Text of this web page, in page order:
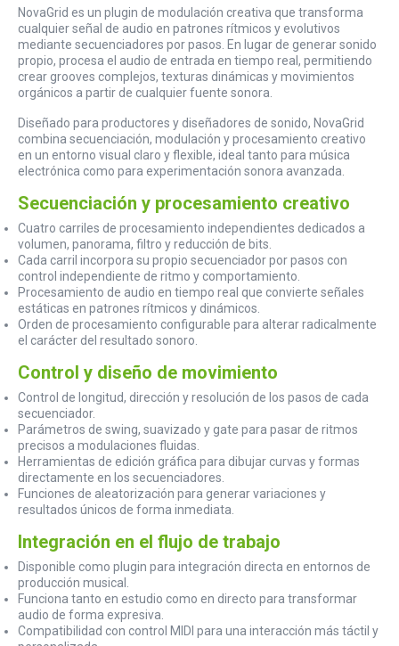
NovaGrid es un plugin de modulación creativa que transforma
cualquier señal de audio en patrones rítmicos y evolutivos
mediante secuenciadores por pasos. En lugar de generar sonido
propio, procesa el audio de entrada en tiempo real, permitiendo
crear grooves complejos, texturas dinámicas y movimientos
orgánicos a partir de cualquier fuente sonora.
Diseñado para productores y diseñadores de sonido, NovaGrid
combina secuenciación, modulación y procesamiento creativo
en un entorno visual claro y flexible, ideal tanto para música
electrónica como para experimentación sonora avanzada.
Secuenciación y procesamiento creativo
Cuatro carriles de procesamiento independientes dedicados a
volumen, panorama, filtro y reducción de bits.
Cada carril incorpora su propio secuenciador por pasos con
control independiente de ritmo y comportamiento.
Procesamiento de audio en tiempo real que convierte señales
estáticas en patrones rítmicos y dinámicos.
Orden de procesamiento configurable para alterar radicalmente
el carácter del resultado sonoro.
Control y diseño de movimiento
Control de longitud, dirección y resolución de los pasos de cada
secuenciador.
Parámetros de swing, suavizado y gate para pasar de ritmos
precisos a modulaciones fluidas.
Herramientas de edición gráfica para dibujar curvas y formas
directamente en los secuenciadores.
Funciones de aleatorización para generar variaciones y
resultados únicos de forma inmediata.
Integración en el flujo de trabajo
Disponible como plugin para integración directa en entornos de
producción musical.
Funciona tanto en estudio como en directo para transformar
audio de forma expresiva.
Compatibilidad con control MIDI para una interacción más táctil y